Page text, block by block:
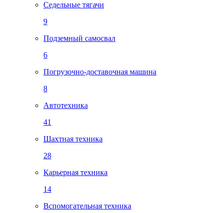
Седельные тягачи
9
Подземный самосвал
6
Погрузочно-доставочная машина
8
Автотехника
41
Шахтная техника
28
Карьерная техника
14
Вспомогательная техника